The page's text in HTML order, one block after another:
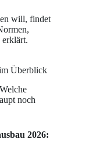
will, findet
erklärt.
Überblick
noch
2026: